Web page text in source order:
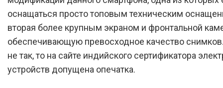
оснащаться просто топовым техническим
вторая более крупным экраном и фронтальной
обеспечивающую превосходное качество
не так, то на сайте индийского сертификатора
устройств допущена опечатка.